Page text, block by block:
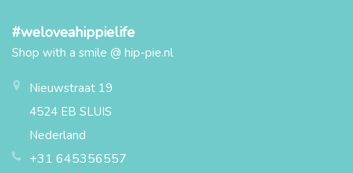
#weloveahippielife
Shop with a smile @ hip-pie.nl
Nieuwstraat 19
4524 EB SLUIS
Nederland
+31 645356557